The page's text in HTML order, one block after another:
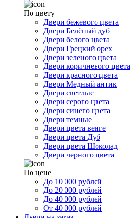
По цвету
Двери бежевого цвета
Двери Белёный дуб
Двери белого цвета
Двери Грецкий орех
Двери зеленого цвета
Двери коричневого цвета
Двери красного цвета
Двери Медный антик
Двери светлые
Двери серого цвета
Двери синего цвета
Двери темные
Двери цвета венге
Двери цвета Дуб
Двери цвета Шоколад
Двери черного цвета
По цене
До 10 000 рублей
До 20 000 рублей
До 40 000 рублей
От 40 000 рублей